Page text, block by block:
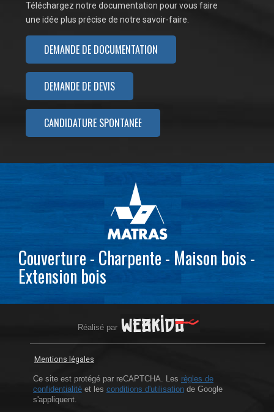
Téléchargez notre documentation pour vous faire
une idée plus précise de notre savoir-faire.
DEMANDE DE DOCUMENTATION
DEMANDE DE DEVIS
CANDIDATURE SPONTANÉE
Couverture - Charpente - Maison bois -
Extension bois
Mentions légales
Ce site est protégé par reCAPTCHA. Les règles de
confidentialitéet les conditions d'utilisationde Google
s'appliquent.
Réalisé par